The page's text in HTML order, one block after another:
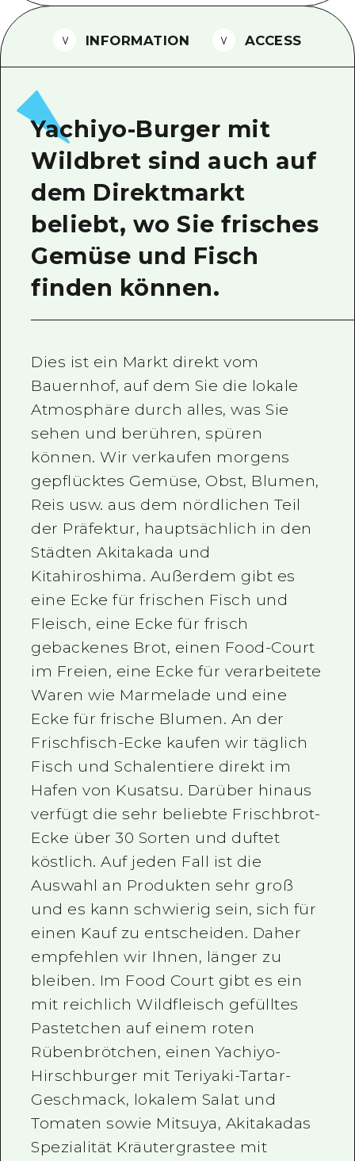
Foto-Download
Transportinformationen bei
INFORMATION ACCESS
Yachiyo-Burger mit
Wildbret sind auch auf
dem Direktmarkt
beliebt, wo Sie frisches
Gemüse und Fisch
finden können.
Dies ist ein Markt direkt vom
Bauernhof, auf dem Sie die lokale
Atmosphäre durch alles, was Sie
sehen und berühren, spüren
können. Wir verkaufen morgens
gepflücktes Gemüse, Obst, Blumen,
Reis usw. aus dem nördlichen Teil
der Präfektur, hauptsächlich in den
Städten Akitakada und
Kitahiroshima. Außerdem gibt es
eine Ecke für frischen Fisch und
Fleisch, eine Ecke für frisch
gebackenes Brot, einen Food-Court
im Freien, eine Ecke für verarbeitete
Waren wie Marmelade und eine
Ecke für frische Blumen. An der
Frischfisch-Ecke kaufen wir täglich
Fisch und Schalentiere direkt im
Hafen von Kusatsu. Darüber hinaus
verfügt die sehr beliebte Frischbrot-
Ecke über 30 Sorten und duftet
köstlich. Auf jeden Fall ist die
Auswahl an Produkten sehr groß
und es kann schwierig sein, sich für
einen Kauf zu entscheiden. Daher
empfehlen wir Ihnen, länger zu
bleiben. Im Food Court gibt es ein
mit reichlich Wildfleisch gefülltes
Pastetchen auf einem roten
Rübenbrötchen, einen Yachiyo-
Hirschburger mit Teriyaki-Tartar-
Geschmack, lokalem Salat und
Tomaten sowie Mitsuya, Akitakadas
Spezialität Kräutergrastee mit